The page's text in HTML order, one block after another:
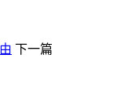
下一篇